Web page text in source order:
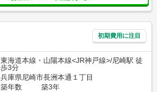
初期費用に注目
東海道本線・山陽本線<JR神戸線>/尼崎駅 徒
歩3分
兵庫県尼崎市長洲本通１丁目
築年数
築3年